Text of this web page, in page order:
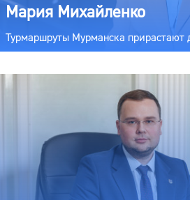
Мария Михайленко
Турмаршруты Мурманска прирастают